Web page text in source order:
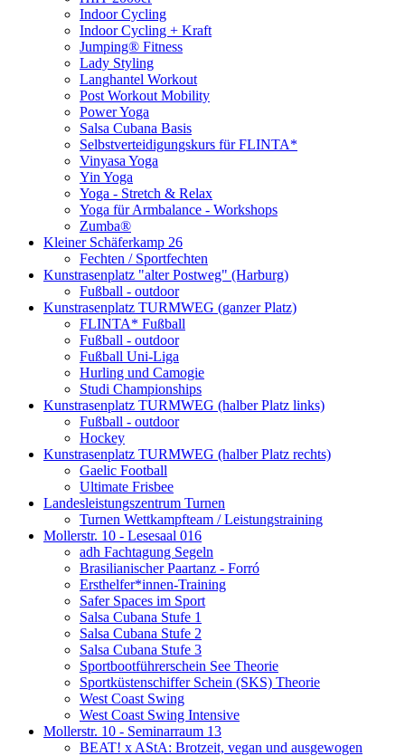
Indoor Cycling
Indoor Cycling + Kraft
Jumping® Fitness
Lady Styling
Langhantel Workout
Post Workout Mobility
Power Yoga
Salsa Cubana Basis
Selbstverteidigungskurs für FLINTA*
Vinyasa Yoga
Yin Yoga
Yoga - Stretch & Relax
Yoga für Armbalance - Workshops
Zumba®
Kleiner Schäferkamp 26
Fechten / Sportfechten
Kunstrasenplatz "alter Postweg" (Harburg)
Fußball - outdoor
Kunstrasenplatz TURMWEG (ganzer Platz)
FLINTA* Fußball
Fußball - outdoor
Fußball Uni-Liga
Hurling und Camogie
Studi Championships
Kunstrasenplatz TURMWEG (halber Platz links)
Fußball - outdoor
Hockey
Kunstrasenplatz TURMWEG (halber Platz rechts)
Gaelic Football
Ultimate Frisbee
Landesleistungszentrum Turnen
Turnen Wettkampfteam / Leistungstraining
Mollerstr. 10 - Lesesaal 016
adh Fachtagung Segeln
Brasilianischer Paartanz - Forró
Ersthelfer*innen-Training
Safer Spaces im Sport
Salsa Cubana Stufe 1
Salsa Cubana Stufe 2
Salsa Cubana Stufe 3
Sportbootführerschein See Theorie
Sportküstenschiffer Schein (SKS) Theorie
West Coast Swing
West Coast Swing Intensive
Mollerstr. 10 - Seminarraum 13
BEAT! x AStA: Brotzeit, vegan und ausgewogen